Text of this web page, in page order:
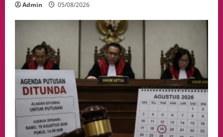
Admin 05/08/2026